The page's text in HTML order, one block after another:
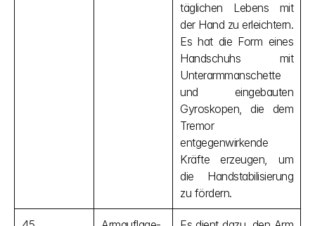
täglichen Lebens mit
der Hand zu erleichtern.
Es hat die Form eines
Handschuhs mit
Unterarmmanschette
und eingebauten
Gyroskopen, die dem
Tremor
entgegenwirkende
Kräfte erzeugen, um
die Handstabilisierung
zu fördern.